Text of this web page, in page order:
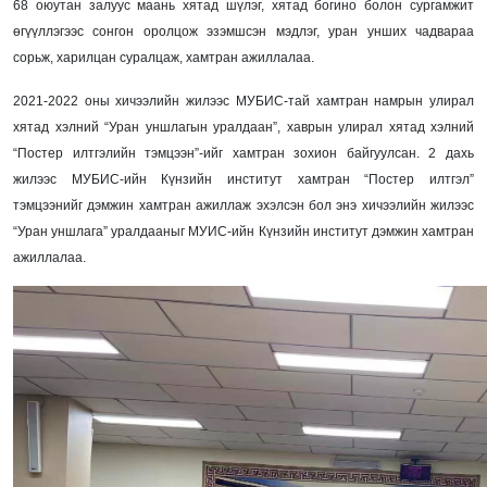
68 оюутан залуус маань хятад шүлэг, хятад богино болон сургамжит
өгүүллэгээс сонгон оролцож эзэмшсэн мэдлэг, уран унших чадвараа
сорьж, харилцан суралцаж, хамтран ажиллалаа.
2021-2022 оны хичээлийн жилээс МУБИС-тай хамтран намрын улирал
хятад хэлний “Уран уншлагын уралдаан”, хаврын улирал хятад хэлний
“Постер илтгэлийн тэмцээн”-ийг хамтран зохион байгуулсан. 2 дахь
жилээс МУБИС-ийн Күнзийн институт хамтран “Постер илтгэл”
тэмцээнийг дэмжин хамтран ажиллаж эхэлсэн бол энэ хичээлийн жилээс
“Уран уншлага” уралдааныг МУИС-ийн Күнзийн институт дэмжин хамтран
ажиллалаа.